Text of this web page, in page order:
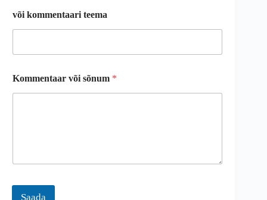
või kommentaari teema
Kommentaar või sõnum *
Saada